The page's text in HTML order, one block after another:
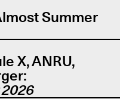
Summer
X, ANRU,